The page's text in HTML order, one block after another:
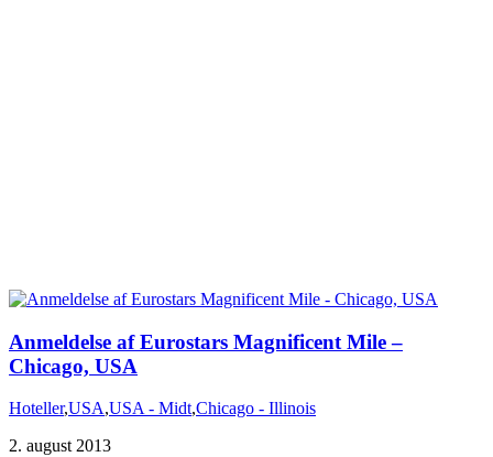
Anmeldelse af Eurostars Magnificent Mile‏‏ –
Chicago, USA
Hoteller,USA,USA - Midt,Chicago - Illinois
2. august 2013